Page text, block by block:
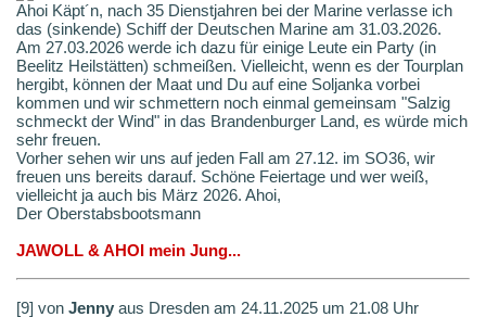
Ahoi Käpt´n, nach 35 Dienstjahren bei der Marine verlasse ich
das (sinkende) Schiff der Deutschen Marine am 31.03.2026.
Am 27.03.2026 werde ich dazu für einige Leute ein Party (in
Beelitz Heilstätten) schmeißen. Vielleicht, wenn es der Tourplan
hergibt, können der Maat und Du auf eine Soljanka vorbei
kommen und wir schmettern noch einmal gemeinsam "Salzig
schmeckt der Wind" in das Brandenburger Land, es würde mich
sehr freuen.
Vorher sehen wir uns auf jeden Fall am 27.12. im SO36, wir
freuen uns bereits darauf. Schöne Feiertage und wer weiß,
vielleicht ja auch bis März 2026. Ahoi,
Der Oberstabsbootsmann
JAWOLL & AHOI mein Jung...
[9] von Jenny aus Dresden am 24.11.2025 um 21.08 Uhr